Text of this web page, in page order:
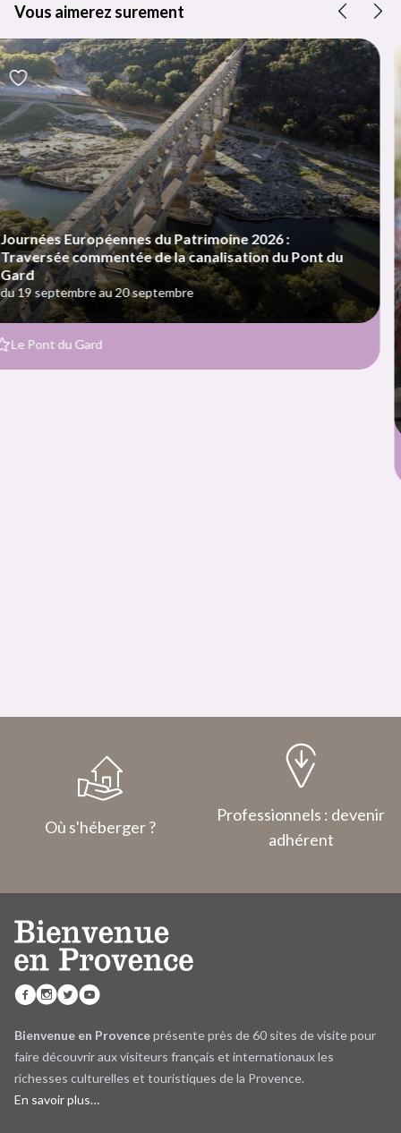
Vous aimerez surement
:
du Pont du
Fête de la lavande au Musée de la
Où s'héberger ?
Professionnels : devenir
adhérent
Bienvenue en Provenceprésente près de 60 sites de visite pour
faire découvrir aux visiteurs français et internationaux les
richesses culturelles et touristiques de la Provence.
En savoir plus…